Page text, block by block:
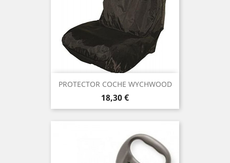
PROTECTOR COCHE WYCHWOOD
Precio
18,30 €